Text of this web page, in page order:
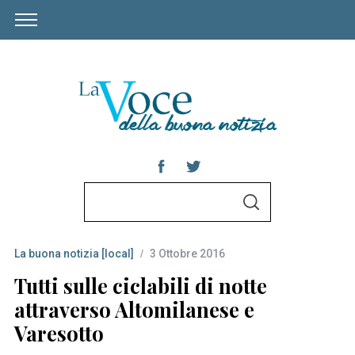
r
c
h
f
o
S
La buona notizia [local] 3 Ottobre 2016
Tutti sulle ciclabili di notte
attraverso Altomilanese e
Varesotto